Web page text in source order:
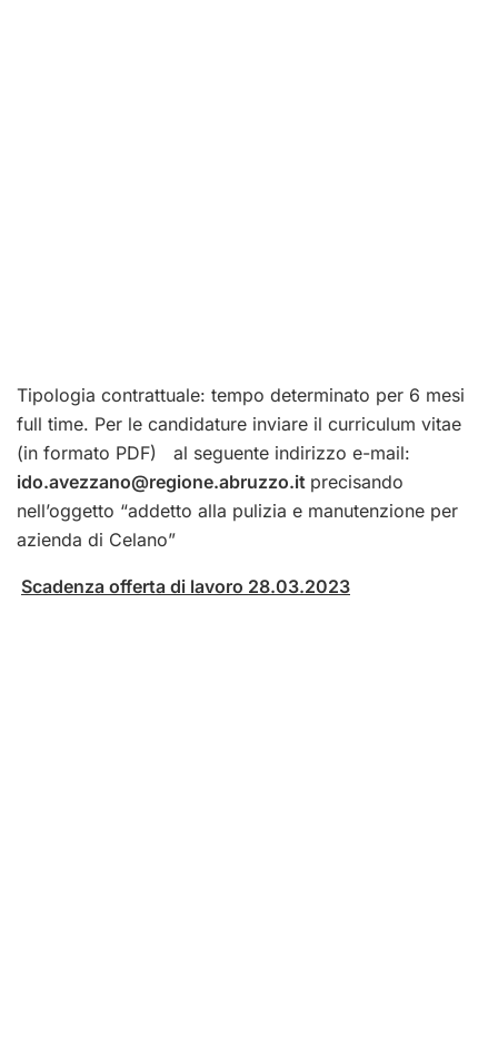
Tipologia contrattuale: tempo determinato per 6 mesi
full time. Per le candidature inviare il curriculum vitae
(in formato PDF) al seguente indirizzo e-mail:
ido.avezzano@regione.abruzzo.it precisando
nell’oggetto “addetto alla pulizia e manutenzione per
azienda di Celano”
Scadenza offerta di lavoro 28.03.2023